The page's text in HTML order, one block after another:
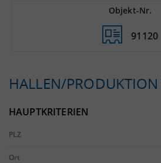
Objekt-Nr.
91120
HALLEN/
HAUPTKRITERIEN
PLZ
Ort